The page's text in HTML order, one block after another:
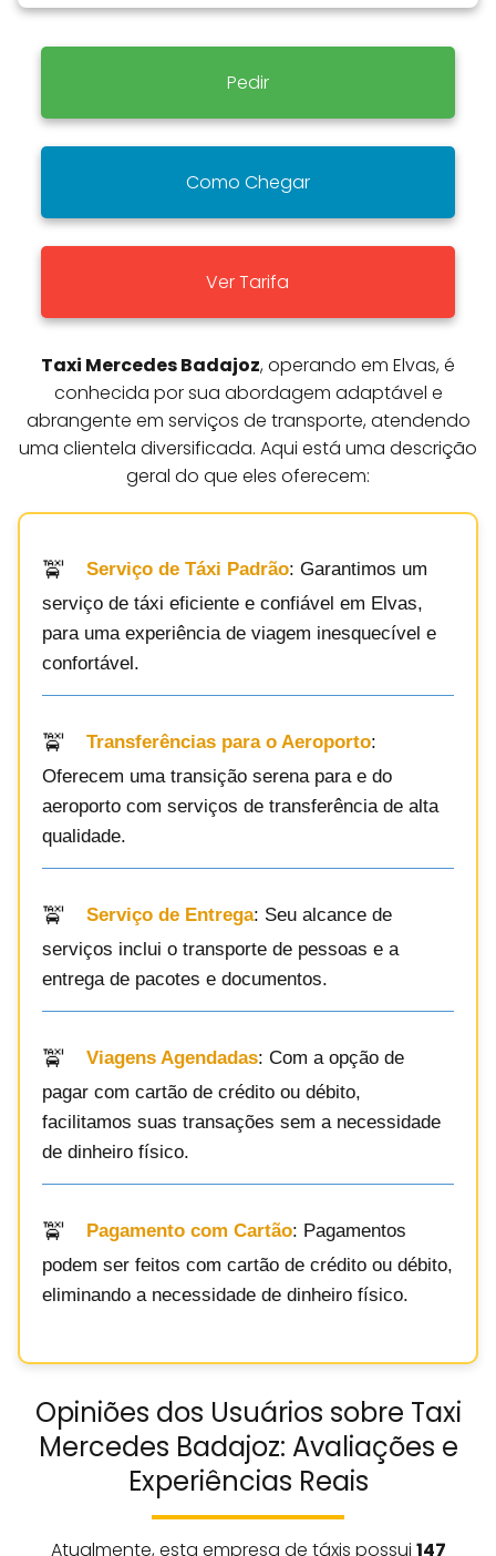
Pedir
Como Chegar
Ver Tarifa
Taxi Mercedes Badajoz, operando em Elvas, é
conhecida por sua abordagem adaptável e
abrangente em serviços de transporte, atendendo
uma clientela diversificada. Aqui está uma descrição
geral do que eles oferecem:
Serviço de Táxi Padrão: Garantimos um
serviço de táxi eficiente e confiável em Elvas,
para uma experiência de viagem inesquecível e
confortável.
Transferências para o Aeroporto:
Oferecem uma transição serena para e do
aeroporto com serviços de transferência de alta
qualidade.
Serviço de Entrega: Seu alcance de
serviços inclui o transporte de pessoas e a
entrega de pacotes e documentos.
Viagens Agendadas: Com a opção de
pagar com cartão de crédito ou débito,
facilitamos suas transações sem a necessidade
de dinheiro físico.
Pagamento com Cartão: Pagamentos
podem ser feitos com cartão de crédito ou débito,
eliminando a necessidade de dinheiro físico.
Opiniões dos Usuários sobre Taxi
Mercedes Badajoz: Avaliações e
Experiências Reais
Atualmente, esta empresa de táxis possui 147